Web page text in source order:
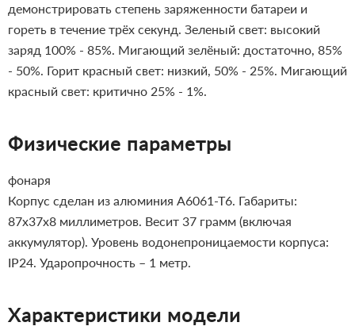
демонстрировать степень заряженности батареи и
гореть в течение трёх секунд. Зеленый свет: высокий
заряд 100% - 85%. Мигающий зелёный: достаточно, 85%
- 50%. Горит красный свет: низкий, 50% - 25%. Мигающий
красный свет: критично 25% - 1%.
Физические параметры
фонаря
Корпус сделан из алюминия A6061-T6. Габариты:
87х37х8 миллиметров. Весит 37 грамм (включая
аккумулятор). Уровень водонепроницаемости корпуса:
IP24. Ударопрочность – 1 метр.
Характеристики модели